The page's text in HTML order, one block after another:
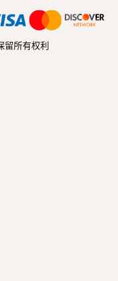
留所有权利